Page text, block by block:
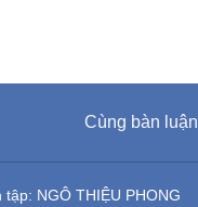
Cùng bàn luận
tập: NGÔ THIỆU PHONG